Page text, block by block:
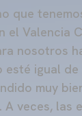
que
el Valencia
nosotros
esté igual
muy
veces, las